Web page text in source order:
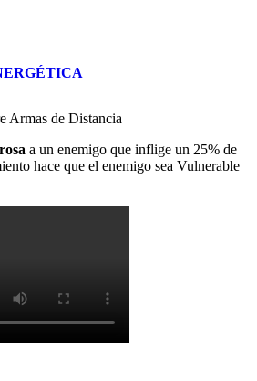
Armas de Distancia
a un enemigo que inflige un 25% de
hace que el enemigo sea Vulnerable